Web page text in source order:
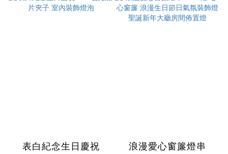
表白紀念生日慶祝
浪漫愛心窗簾燈串